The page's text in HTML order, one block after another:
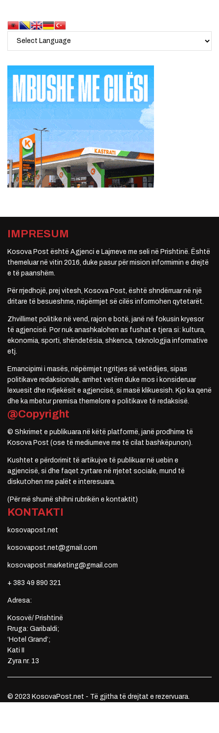
IMPRESUM
Kosova Post është Agjenci e Lajmeve me seli në Prishtinë. Është
themeluar në vitin 2016, duke pasur për mision informimin e drejtë
e të paanshëm.
Për rrjedhojë, prej vitesh, Kosova Post, është shndërruar në një
dritare të besueshme, nëpërmjet së cilës informohen qytetarët.
Zhvillimet politike në vend, rajon e botë, janë në fokusin kryesor
të agjencisë. Por nuk anashkalohen as fushat e tjera si: kultura,
ekonomia, sporti, shëndetësia, shkenca, teknologjia informative
etj.
Emancipimi i masës, nëpërmjet ngritjes së vetëdijes, sipas
politikave redaksionale, arrihet vetëm duke mos i konsideruar
lexuesit dhe ndjekësit e agjencisë, si masë klikuesish. Kjo ka qenë
dhe ka mbetur premisa themelore e politikave të redaksisë.
@Copyright
© Shkrimet e publikuara në këtë platformë, janë prodhime të
Kosova Post (ose të mediumeve me të cilat bashkëpunon).
Kushtet e përdorimit të artikujve të publikuar në uebin e
agjencisë, si dhe faqet zyrtare në rrjetet sociale, mund të
diskutohen me palët e interesuara.
(Për më shumë shihni rubrikën e kontaktit)
KONTAKTI
kosovapost.net
kosovapost.net@gmail.com
kosovapost.marketing@gmail.com
+ 383 49 890 321
Adresa:
Kosovë/ Prishtinë
Rruga: Garibaldi;
‘Hotel Grand’;
Kati II
Zyra nr. 13
© 2023 KosovaPost.net - Të gjitha të drejtat e rezervuara.